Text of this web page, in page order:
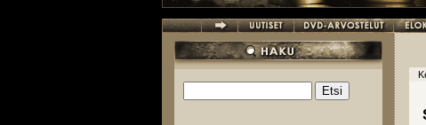
Hakulomake